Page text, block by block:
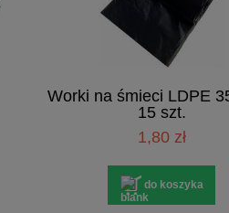
Worki na śmieci LDPE
15 szt.
1,80 zł
do koszyka